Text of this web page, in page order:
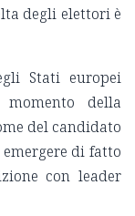
degli elettori è
Stati europei
della
del candidato
di fatto
con leader